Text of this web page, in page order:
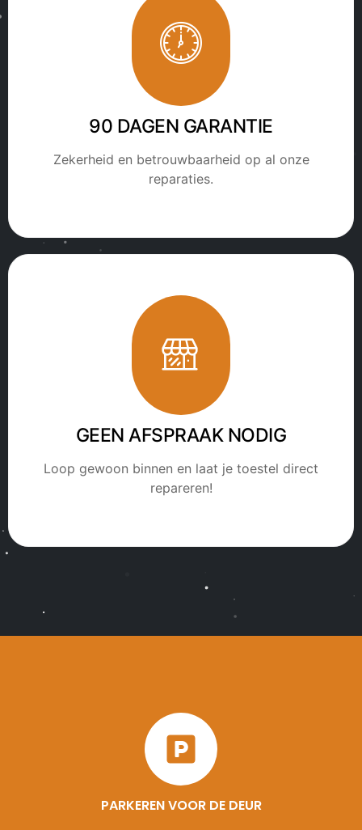
90 DAGEN GARANTIE
Zekerheid en betrouwbaarheid op al onze
reparaties.
GEEN AFSPRAAK NODIG
Loop gewoon binnen en laat je toestel direct
repareren!
PARKEREN VOOR DE DEUR